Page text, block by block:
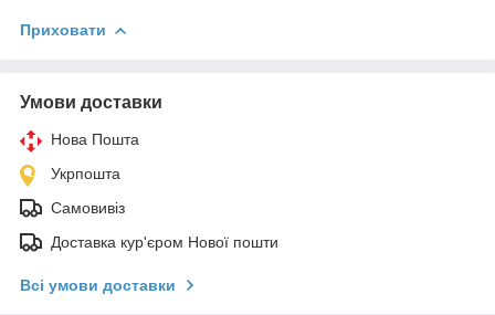
Приховати
Умови доставки
Нова Пошта
Укрпошта
Самовивіз
Доставка кур'єром Нової пошти
Всі умови доставки